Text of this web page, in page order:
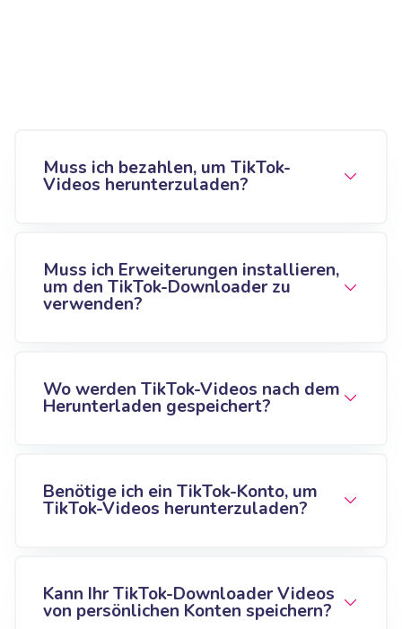
Muss ich bezahlen, um TikTok-
Videos herunterzuladen?
Muss ich Erweiterungen installieren,
um den TikTok-Downloader zu
verwenden?
Wo werden TikTok-Videos nach dem
Herunterladen gespeichert?
Benötige ich ein TikTok-Konto, um
TikTok-Videos herunterzuladen?
Kann Ihr TikTok-Downloader Videos
von persönlichen Konten speichern?